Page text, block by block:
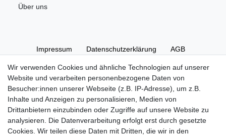
Wir verwenden Cookies und ähnliche Technologien auf unserer
Website und verarbeiten personenbezogene Daten von
Besucher:innen unserer Webseite (z.B. IP-Adresse), um z.B.
Inhalte und Anzeigen zu personalisieren, Medien von
Drittanbietern einzubinden oder Zugriffe auf unsere Website zu
analysieren. Die Datenverarbeitung erfolgt erst durch gesetzte
Cookies. Wir teilen diese Daten mit Dritten, die wir in den
Über uns
Impressum Daten­schutz­erklärung AGB
Widerrufs­recht Vertrag widerrufen Kontakt
Hinweise zur Batterieentsorgung
Im Zusammenhang mit dem Vertrieb von Batterien oder mit